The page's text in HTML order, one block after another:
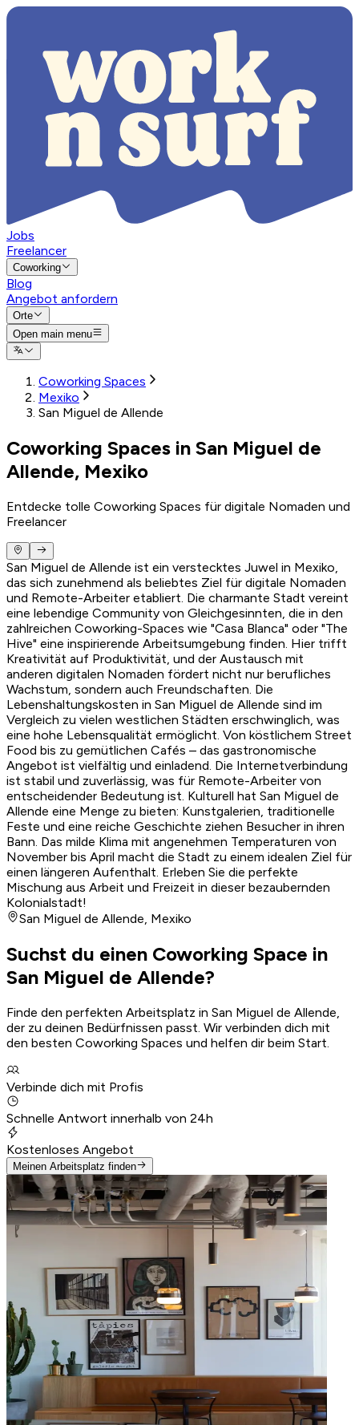
Jobs
Freelancer
Coworking
Blog
Angebot anfordern
Orte
Open main menu
Coworking Spaces
Mexiko
San Miguel de Allende
Coworking Spaces in San Miguel de
Allende, Mexiko
Entdecke tolle Coworking Spaces für digitale Nomaden und
Freelancer
San Miguel de Allende ist ein verstecktes Juwel in Mexiko,
das sich zunehmend als beliebtes Ziel für digitale Nomaden
und Remote-Arbeiter etabliert. Die charmante Stadt vereint
eine lebendige Community von Gleichgesinnten, die in den
zahlreichen Coworking-Spaces wie "Casa Blanca" oder "The
Hive" eine inspirierende Arbeitsumgebung finden. Hier trifft
Kreativität auf Produktivität, und der Austausch mit
anderen digitalen Nomaden fördert nicht nur berufliches
Wachstum, sondern auch Freundschaften. Die
Lebenshaltungskosten in San Miguel de Allende sind im
Vergleich zu vielen westlichen Städten erschwinglich, was
eine hohe Lebensqualität ermöglicht. Von köstlichem Street
Food bis zu gemütlichen Cafés – das gastronomische
Angebot ist vielfältig und einladend. Die Internetverbindung
ist stabil und zuverlässig, was für Remote-Arbeiter von
entscheidender Bedeutung ist. Kulturell hat San Miguel de
Allende eine Menge zu bieten: Kunstgalerien, traditionelle
Feste und eine reiche Geschichte ziehen Besucher in ihren
Bann. Das milde Klima mit angenehmen Temperaturen von
November bis April macht die Stadt zu einem idealen Ziel für
einen längeren Aufenthalt. Erleben Sie die perfekte
Mischung aus Arbeit und Freizeit in dieser bezaubernden
Kolonialstadt!
San Miguel de Allende, Mexiko
Suchst du einen Coworking Space in
San Miguel de Allende?
Finde den perfekten Arbeitsplatz in San Miguel de Allende,
der zu deinen Bedürfnissen passt. Wir verbinden dich mit
den besten Coworking Spaces und helfen dir beim Start.
Verbinde dich mit Profis
Schnelle Antwort innerhalb von 24h
Kostenloses Angebot
Meinen Arbeitsplatz finden